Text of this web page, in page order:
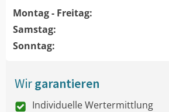
Montag - Freitag:
Samstag:
Sonntag:
Wirgarantieren
Individuelle Wertermittlung